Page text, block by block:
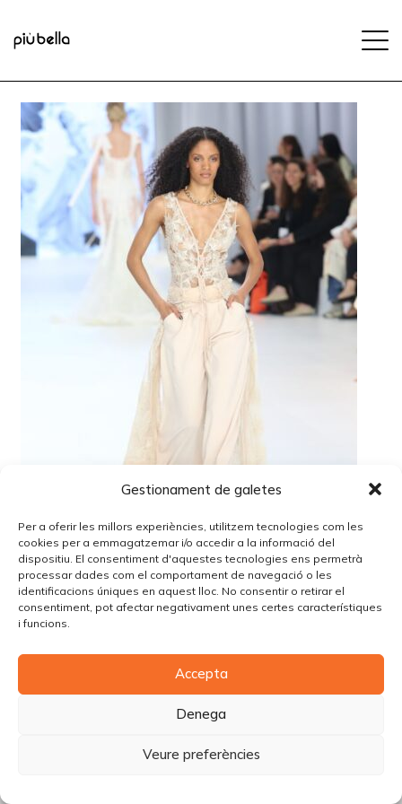
Gestionament de galetes
Per a oferir les millors experiències, utilitzem tecnologies com les
cookies per a emmagatzemar i/o accedir a la informació del
dispositiu. El consentiment d'aquestes tecnologies ens permetrà
processar dades com el comportament de navegació o les
identificacions úniques en aquest lloc. No consentir o retirar el
consentiment, pot afectar negativament unes certes característiques
i funcions.
Accepta
Denega
Veure preferències
© Copyright Piùbella Models Agency
Designed ByCreative Corner Agency
Política de cookies
Carrer Tomàs Carreras Artau, nº 9 baixos, 17003, Girona